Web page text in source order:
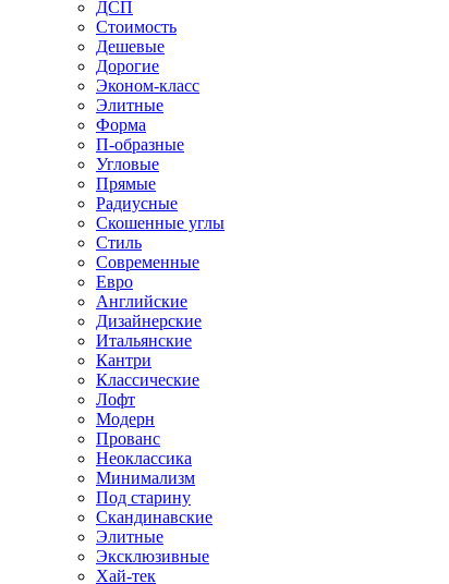
ДСП
Стоимость
Дешевые
Дорогие
Эконом-класс
Элитные
Форма
П-образные
Угловые
Прямые
Радиусные
Скошенные углы
Стиль
Современные
Евро
Английские
Дизайнерские
Итальянские
Кантри
Классические
Лофт
Модерн
Прованс
Неоклассика
Минимализм
Под старину
Скандинавские
Элитные
Эксклюзивные
Хай-тек